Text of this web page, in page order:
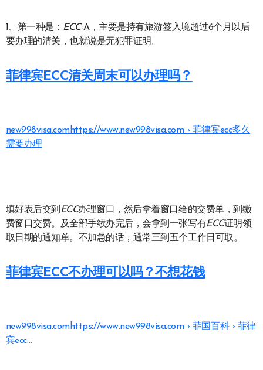
1、第一种是： ECC-A，主要是持有旅游签入境超过6个月以后
要办理的清关，也就说是无犯罪证明。
菲律宾ECC清关周末可以办理吗？
new998visa.comhttps://www.new998visa.com › 菲律宾ecc多久
需要办理
填好表后交到 ECC办理窗口，然后拿着窗口给的交费单，到缴
费窗口交费。及全部手续办完后，会拿到一张写有ECC证明领
取日期的通知单。不加急的话，通常三到五个工作日可取。
菲律宾ECC不办理可以吗？不想花钱
new998visa.comhttps://www.new998visa.com › 菲国百科 › 菲律
宾ecc…